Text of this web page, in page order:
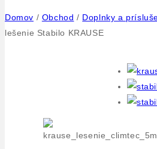
Domov / Obchod / Doplnky a
lešenie Stabilo KRAUSE